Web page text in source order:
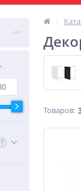
Товаров: